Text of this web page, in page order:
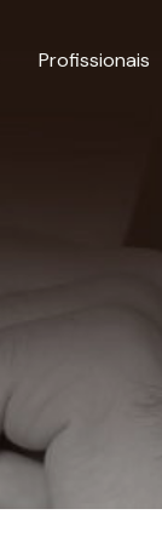
Profissionais